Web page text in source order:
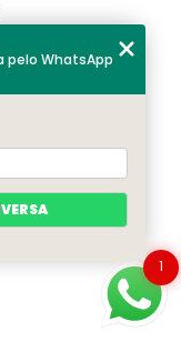
1
pelo WhatsApp